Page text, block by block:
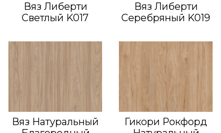
Вяз Либерти
Светлый K017
Вяз Либерти
Серебряный K019
Вяз Натуральный
Гикори Рокфорд